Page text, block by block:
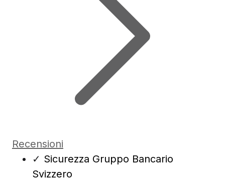
Recensioni
✓ Sicurezza Gruppo Bancario
Svizzero